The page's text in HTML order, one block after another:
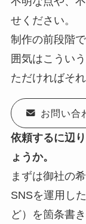
せください。
制作の前段階
囲気はこうい
ただければそ
お問い合
依頼するに辺
ょうか。
まずは御社の
SNSを運用し
ど）を箇条書